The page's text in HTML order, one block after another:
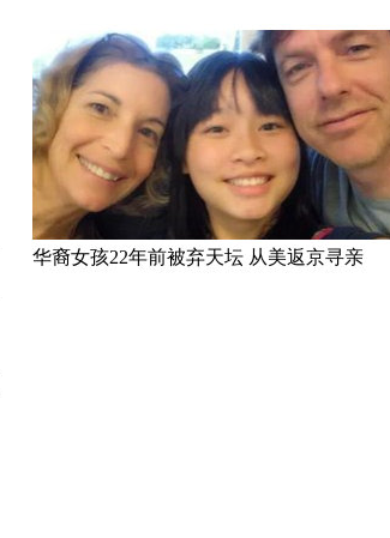
华裔女孩22年前被弃天坛 从美返京寻亲